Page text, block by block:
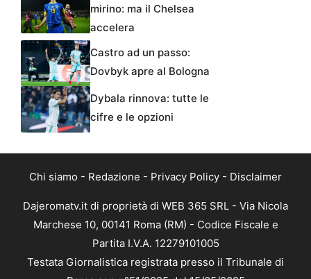
mirino: ma il Chelsea
accelera
Castro ad un passo:
Dovbyk apre al Bologna
Dybala rinnova: tutte le
cifre e le opzioni
Chi siamo - Redazione - Privacy Policy - Disclaimer
Dajeromatv.it di proprietà di WEB 365 SRL - Via Nicola
Marchese 10, 00141 Roma (RM) - Codice Fiscale e
Partita I.V.A. 12279101005
Testata Giornalistica registrata presso il Tribunale di